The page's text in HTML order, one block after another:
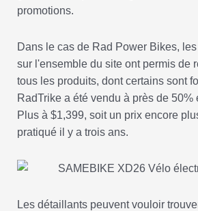
promotions.
Dans le cas de Rad Power Bikes,
sur l'ensemble du site ont permis de
tous les produits, dont certains sont
RadTrike a été vendu à près de 50%
Plus à $1,399, soit un prix encore
pratiqué il y a trois ans.
Les détaillants peuvent vouloir